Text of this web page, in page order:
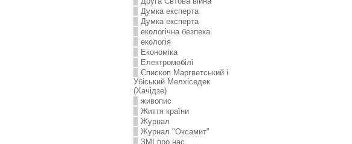
Думка експерта
Думка експерта
екологічна безпека
екологія
Економіка
Електромобілі
Єпископ Маргветський і
Убіський Мелхіседек
(Хачідзе)
живопис
Життя країни
Журнал
Журнал "Оксамит"
ЗMI про нас